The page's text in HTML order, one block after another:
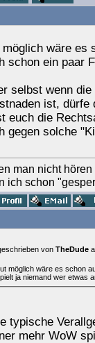
möglich wäre es
schon ein paar
selbst wenn
ist, dürfe
euch die
gegen solche
man nicht
ich schon
von TheDude
möglich wäre es schon
ja niemand wer etwas
typische
mehr WoW